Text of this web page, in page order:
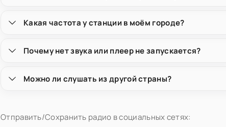
Какая частота у станции в моём городе?
Почему нет звука или плеер не запускается?
Можно ли слушать из другой страны?
Отправить/Сохранить радио в социальных сетях: